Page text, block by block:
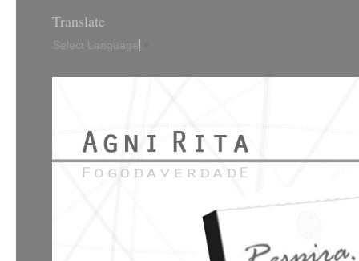
Translate
Select Language